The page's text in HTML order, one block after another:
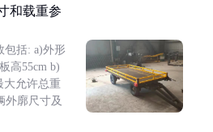
和载重参
包括: a)外形
高55cm b)
大允许总重
外廓尺寸及